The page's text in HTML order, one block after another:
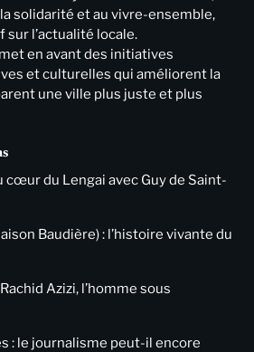
la solidarité et au vivre-ensemble,
sur l’actualité locale.
en avant des initiatives
et culturelles qui améliorent la
une ville plus juste et plus
cœur du Lengai avec Guy de Saint-
Baudière) : l’histoire vivante du
Azizi, l’homme sous
: le journalisme peut-il encore